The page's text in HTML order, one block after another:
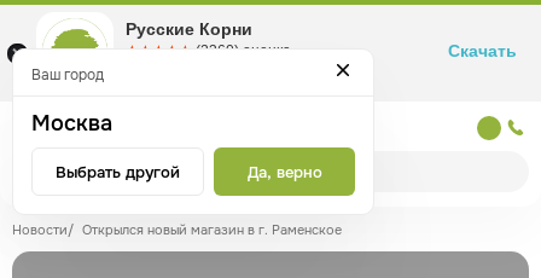
Новости/ Открылся новый магазин в г. Раменское
Ваш город
Москва
Выбрать другой Да, верно
Русские Корни
☆☆☆☆☆
★★★★★ (2360) оценка
Маркетплейс товаров для здоровья
Скачать